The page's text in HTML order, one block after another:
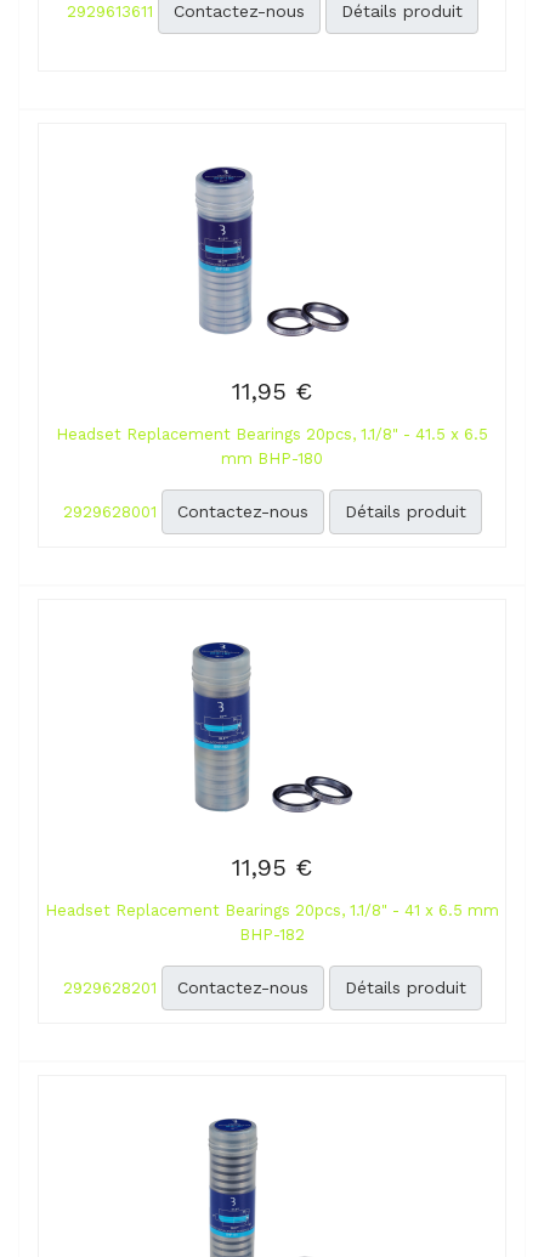
2929613611 Contactez-nous Détails produit
11,95 €
Headset Replacement Bearings 20pcs, 1.1/8" - 41.5 x 6.5
mm BHP-180
2929628001 Contactez-nous Détails produit
11,95 €
Headset Replacement Bearings 20pcs, 1.1/8" - 41 x 6.5 mm
BHP-182
2929628201 Contactez-nous Détails produit